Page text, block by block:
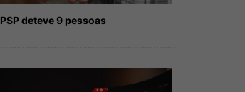
PSP deteve 9 pessoas